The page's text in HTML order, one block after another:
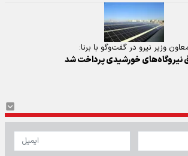
وزیر نیرو در گفت‌و‌گو با برنا:
نیروگاه‌های خورشیدی پرداخت شد